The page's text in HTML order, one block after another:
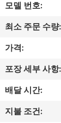
우
리
에
대
하
여
모델 번호:
최소 주문 수량:
가격:
포장 세부 사항:
배달 시간:
지불 조건: